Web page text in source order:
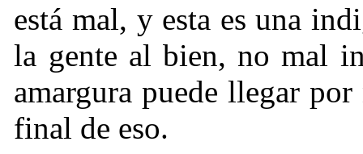
está mal, y esta es una
la gente al bien, no mal
amargura puede llegar
final de eso.